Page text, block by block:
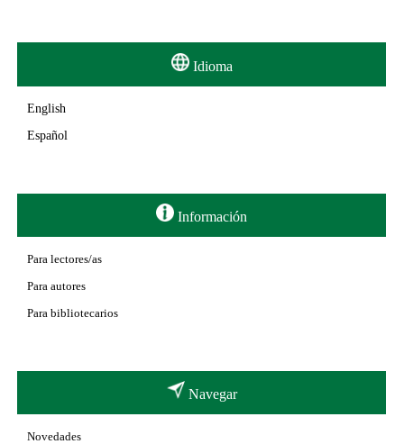
Idioma
English
Español
Información
Para lectores/as
Para autores
Para bibliotecarios
Navegar
Novedades